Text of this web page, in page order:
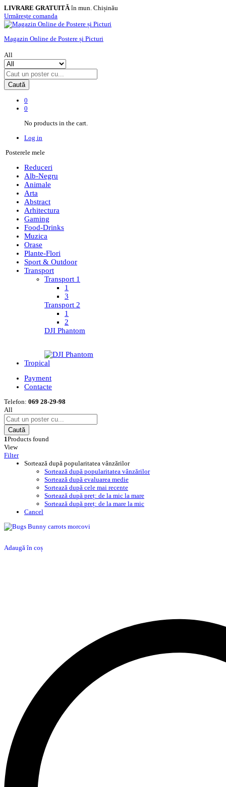
LIVRARE GRATUITĂîn mun. Chișinău
Urmărește comanda
Magazin Online de Postere și Picturi
All
Caută
0
0
No products in the cart.
Log in
Posterele mele
Reduceri
Alb-Negru
Animale
Arta
Abstract
Arhitectura
Gaming
Food-Drinks
Muzica
Orase
Plante-Flori
Sport & Outdoor
Transport
Transport 1
1
3
Transport 2
1
2
DJI Phantom
Tropical
Payment
Contacte
Telefon: 069 28-29-98
All
Caută
1Products found
View
Filter
Sortează după popularitatea vânzărilor
Sortează după popularitatea vânzărilor
Sortează după evaluarea medie
Sortează după cele mai recente
Sortează după preț: de la mic la mare
Sortează după preț: de la mare la mic
Cancel
Adaugă în coș